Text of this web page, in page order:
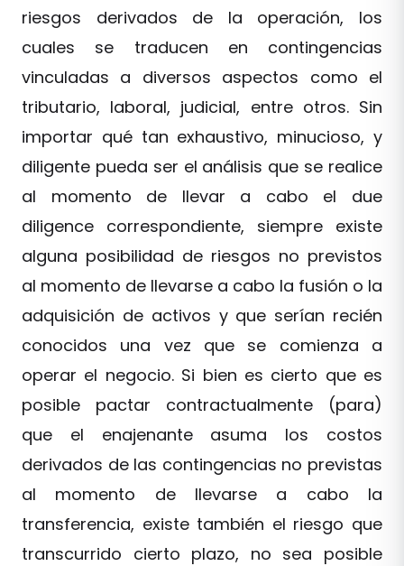
riesgos derivados de la operación, los
cuales se traducen en contingencias
vinculadas a diversos aspectos como el
tributario, laboral, judicial, entre otros. Sin
importar qué tan exhaustivo, minucioso, y
diligente pueda ser el análisis que se realice
al momento de llevar a cabo el due
diligence correspondiente, siempre existe
alguna posibilidad de riesgos no previstos
al momento de llevarse a cabo la fusión o la
adquisición de activos y que serían recién
conocidos una vez que se comienza a
operar el negocio. Si bien es cierto que es
posible pactar contractualmente (para)
que el enajenante asuma los costos
derivados de las contingencias no previstas
al momento de llevarse a cabo la
transferencia, existe también el riesgo que
transcurrido cierto plazo, no sea posible